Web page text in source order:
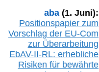
aba(1. Juni):
Positionspapier zum
Vorschlag der EU-Com
zur Überarbeitung
EbAV-II-RL: erhebliche
Risiken für bewährte